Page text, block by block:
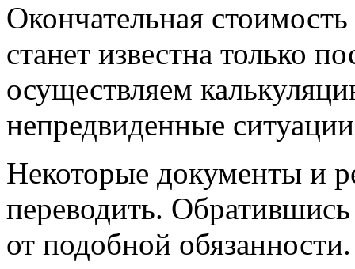
Окончательная
станет известна только
осуществляем
непредвиденные
Некоторые документы и
переводить.
от подобной